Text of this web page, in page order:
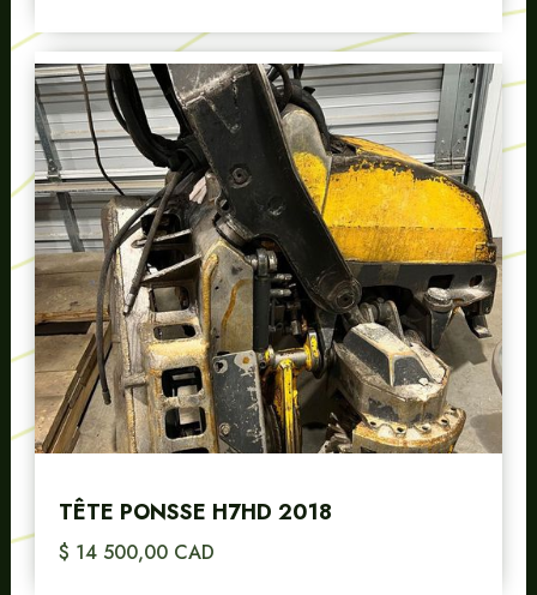
TÊTE PONSSE H7HD 2018
$ 14 500,00 CAD